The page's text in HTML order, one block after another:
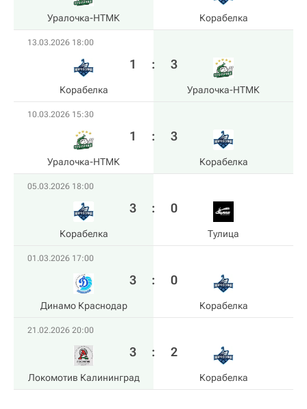
Уралочка-НТМК Корабелка
13.03.2026 18:00
Корабелка
1 : 3
Уралочка-НТМК
10.03.2026 15:30
Уралочка-НТМК
1 : 3
Корабелка
05.03.2026 18:00
Корабелка
3 : 0
Тулица
01.03.2026 17:00
Динамо Краснодар
3 : 0
Корабелка
21.02.2026 20:00
Локомотив Калининград
3 : 2
Корабелка